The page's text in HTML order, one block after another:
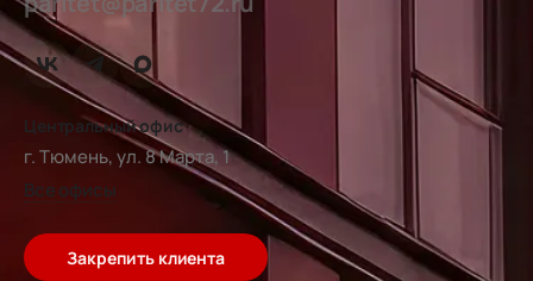
Центральный офис
г. Тюмень, ул. 8 Марта, 1
Все офисы
Закрепить клиента